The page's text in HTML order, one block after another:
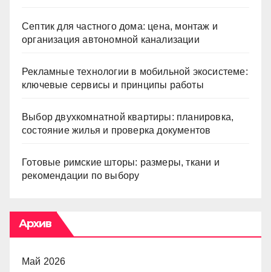
Септик для частного дома: цена, монтаж и
организация автономной канализации
Рекламные технологии в мобильной экосистеме:
ключевые сервисы и принципы работы
Выбор двухкомнатной квартиры: планировка,
состояние жилья и проверка документов
Готовые римские шторы: размеры, ткани и
рекомендации по выбору
Архив
Май 2026